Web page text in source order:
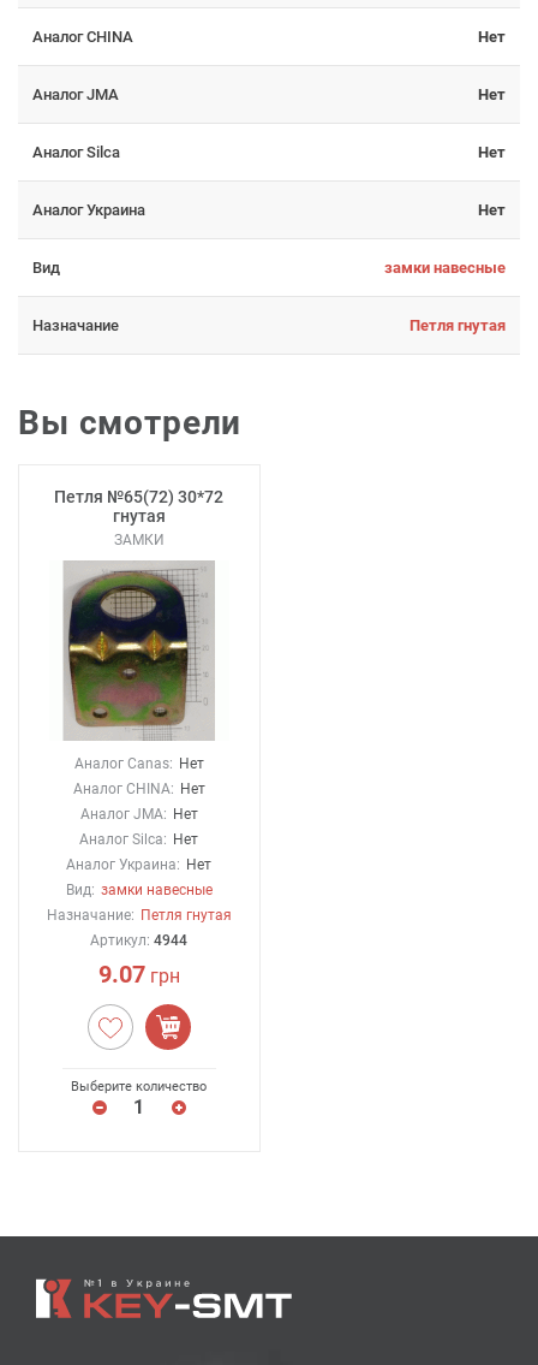
Аналог CHINA Нет
Аналог JMA Нет
Аналог Silca Нет
Аналог Украина Нет
Вид замки навесные
Назначание Петля гнутая
Вы смотрели
Петля №65(72) 30*72
гнутая
ЗАМКИ
Аналог Canas: Нет
Аналог CHINA: Нет
Аналог JMA: Нет
Аналог Silca: Нет
Аналог Украина: Нет
Вид: замки навесные
Назначание: Петля гнутая
Артикул:4944
9.07грн
Выберите количество